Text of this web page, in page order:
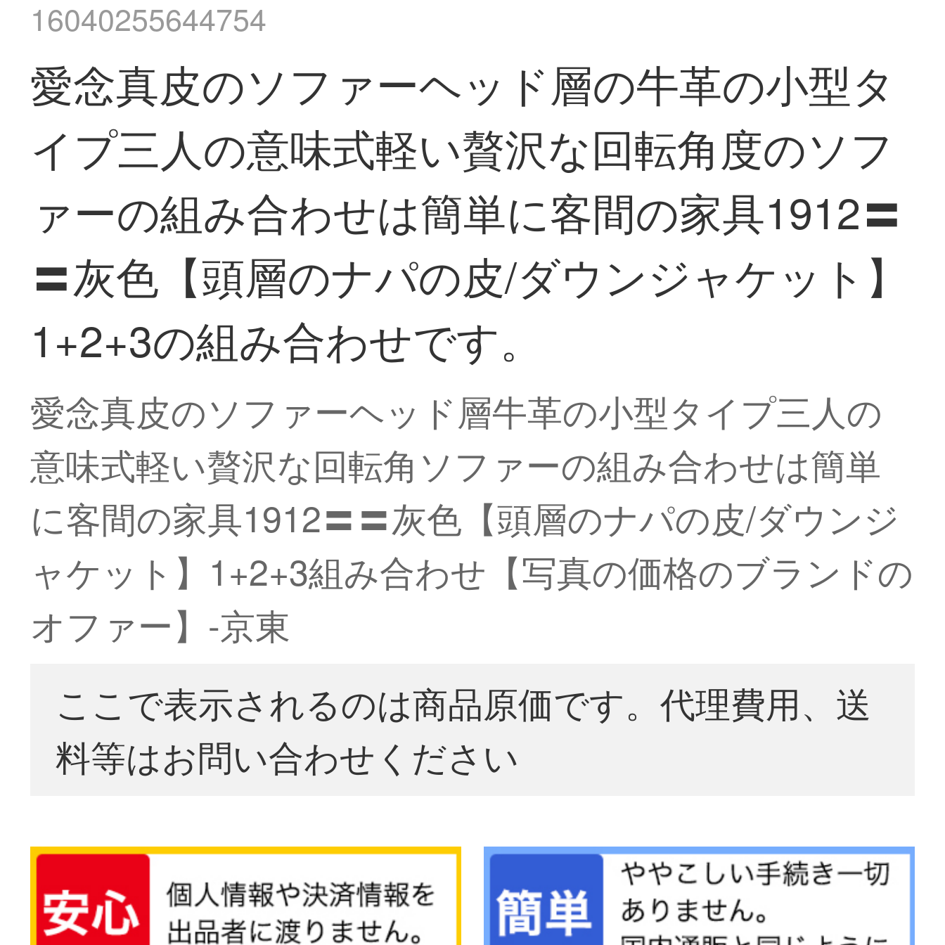
16040255644754
愛念真皮のソファーヘッド層の牛革の小型タ
イプ三人の意味式軽い贅沢な回転角度のソフ
ァーの組み合わせは簡単に客間の家具1912〓
〓灰色【頭層のナパの皮/ダウンジャケット】
1+2+3の組み合わせです。
愛念真皮のソファーヘッド層牛革の小型タイプ三人の
意味式軽い贅沢な回転角ソファーの組み合わせは簡単
に客間の家具1912〓〓灰色【頭層のナパの皮/ダウンジ
ャケット】1+2+3組み合わせ【写真の価格のブランドの
オファー】-京東
ここで表示されるのは商品原価です。代理費用、送
料等はお問い合わせください